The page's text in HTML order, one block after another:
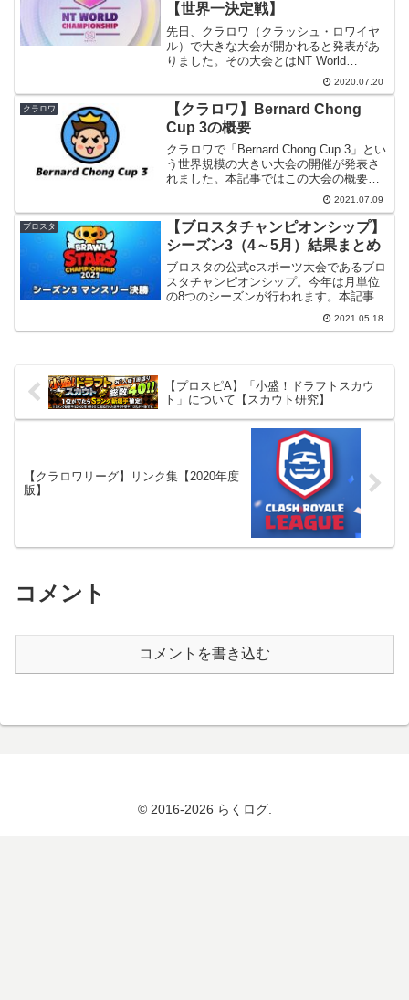
【世界一決定戦】
先日、クラロワ（クラッシュ・ロワイヤ
ル）で大きな大会が開かれると発表があ
りました。その大会とはNT World
Championship（No Tilt世界選手権）で
す。20勝チャレンジとも関連があるこの
大会、本記事ではこの大会について発
表...
2020.07.20
クラロワ
【クラロワ】Bernard Chong
Cup 3の概要
クラロワで「Bernard Chong Cup 3」とい
う世界規模の大きい大会の開催が発表さ
れました。本記事ではこの大会の概要に
ついて調べてまとめてみたいと思いま
す。【注意】個人的に調べた情報ですの
で間違いがある可能性があります。また
情報は...
2021.07.09
ブロスタ
【ブロスタチャンピオンシップ】
シーズン3（4～5月）結果まとめ
ブロスタの公式eスポーツ大会であるブロ
スタチャンピオンシップ。今年は月単位
の8つのシーズンが行われます。本記事で
は5/1(土)から5/9(日)にかけて行われたシ
ーズン3のマンスリー決勝の結果をまとめ
2021.05.18
【プロスピA】「小盛！ドラフトスカウ
ト」について【スカウト研究】
【クラロワリーグ】リンク集【2020年度
版】
コメント
コメントを書き込む
© 2016-2026 らくログ.